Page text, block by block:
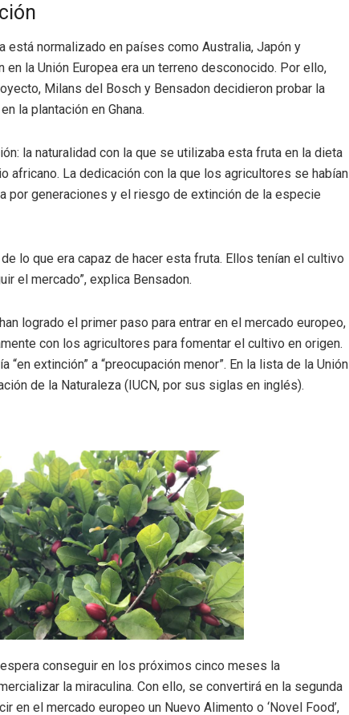
está normalizado en países como Australia, Japón y
en la Unión Europea era un terreno desconocido. Por ello,
Milans del Bosch y Bensadon decidieron probar la
la plantación en Ghana.
la naturalidad con la que se utilizaba esta fruta en la dieta
africano. La dedicación con la que los agricultores se habían
por generaciones y el riesgo de extinción de la especie
lo que era capaz de hacer esta fruta. Ellos tenían el cultivo
el mercado”, explica Bensadon.
logrado el primer paso para entrar en el mercado europeo,
con los agricultores para fomentar el cultivo en origen.
“en extinción” a “preocupación menor”. En la lista de la Unión
de la Naturaleza (IUCN, por sus siglas en inglés).
conseguir en los próximos cinco meses la
la miraculina. Con ello, se convertirá en la segunda
en el mercado europeo un Nuevo Alimento o ‘Novel Food’,